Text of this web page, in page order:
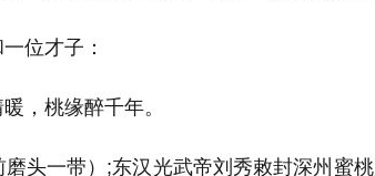
位才子：
，桃缘醉千年。
磨头一带） ;东汉光武帝刘秀敕封深州蜜